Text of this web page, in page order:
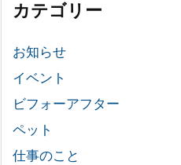
カテゴリー
お知らせ
イベント
ビフォーアフター
ペット
仕事のこと